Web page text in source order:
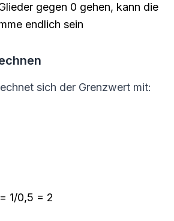
gegen 0 gehen, kann die
endlich sein
sich der Grenzwert mit:
1/0,5 = 2